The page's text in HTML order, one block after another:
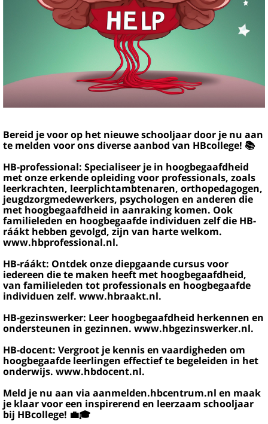
Bereid je voor op het nieuwe schooljaar door je nu aan
te melden voor ons diverse aanbod van HBcollege! 📚
HB-professional: Specialiseer je in hoogbegaafdheid
met onze erkende opleiding voor professionals, zoals
leerkrachten, leerplichtambtenaren, orthopedagogen,
jeugdzorgmedewerkers, psychologen en anderen die
met hoogbegaafdheid in aanraking komen. Ook
familieleden en hoogbegaafde individuen zelf die HB-
ráákt hebben gevolgd, zijn van harte welkom.
www.hbprofessional.nl.
HB-ráákt: Ontdek onze diepgaande cursus voor
iedereen die te maken heeft met hoogbegaafdheid,
van familieleden tot professionals en hoogbegaafde
individuen zelf. www.hbraakt.nl.
HB-gezinswerker: Leer hoogbegaafdheid herkennen en
ondersteunen in gezinnen. www.hbgezinswerker.nl.
HB-docent: Vergroot je kennis en vaardigheden om
hoogbegaafde leerlingen effectief te begeleiden in het
onderwijs. www.hbdocent.nl.
Meld je nu aan via aanmelden.hbcentrum.nl en maak
je klaar voor een inspirerend en leerzaam schooljaar
bij HBcollege! 💼🎓